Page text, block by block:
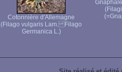
Cotonnière d'Allemagne
(Filago vulgaris Lam. Filago
Germanica L.)